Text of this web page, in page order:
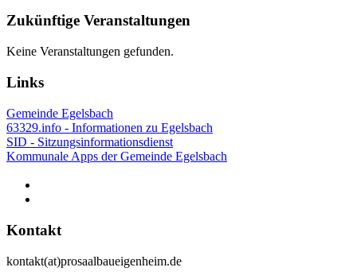
Zukünftige Veranstaltungen
Keine Veranstaltungen gefunden.
Links
Gemeinde Egelsbach
63329.info - Informationen zu Egelsbach
SID - Sitzungsinformationsdienst
Kommunale Apps der Gemeinde Egelsbach
Kontakt
kontakt(at)prosaalbaueigenheim.de